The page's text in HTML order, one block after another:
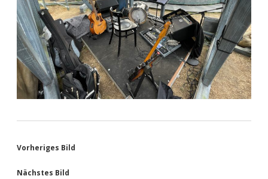
Vorheriges Bild
Nächstes Bild